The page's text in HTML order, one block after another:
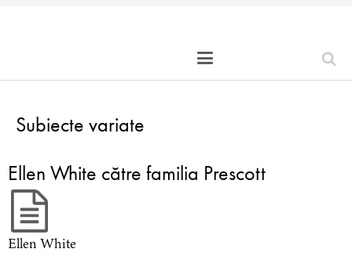
Subiecte variate
Ellen White către familia Prescott
Ellen White